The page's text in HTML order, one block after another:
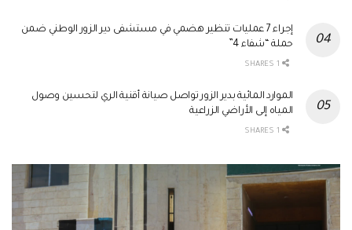
إجراء 7 عمليات تنظير هضمي في مستشفى دير الزور الوطني ضمن
حملة “شفاء 4”
الموارد المائية بدير الزور تواصل صيانة أقنية الري لتحسين وصول
المياه إلى الأراضي الزراعية